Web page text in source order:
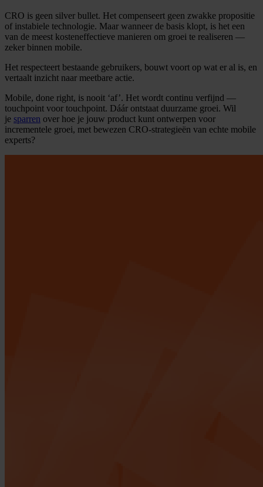
CRO is geen silver bullet. Het compenseert geen zwakke propositie
of instabiele technologie. Maar wanneer de basis klopt, is het een
van de meest kosteneffectieve manieren om groei te realiseren —
zeker binnen mobile.
Het respecteert bestaande gebruikers, bouwt voort op wat er al is, en
vertaalt inzicht naar meetbare actie.
Mobile, done right, is nooit ‘af’. Het wordt continu verfijnd —
touchpoint voor touchpoint. Dáár ontstaat duurzame groei. Wil
je sparren over hoe je jouw product kunt ontwerpen voor
incrementele groei, met bewezen CRO-strategieën van echte mobile
experts?